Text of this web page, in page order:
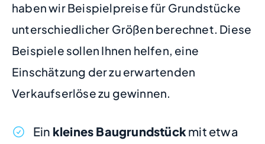
haben wir Beispielpreise für Grundstücke
unterschiedlicher Größen berechnet. Diese
Beispiele sollen Ihnen helfen, eine
Einschätzung der zu erwartenden
Verkaufserlöse zu gewinnen.
Ein kleines Baugrundstückmit etwa